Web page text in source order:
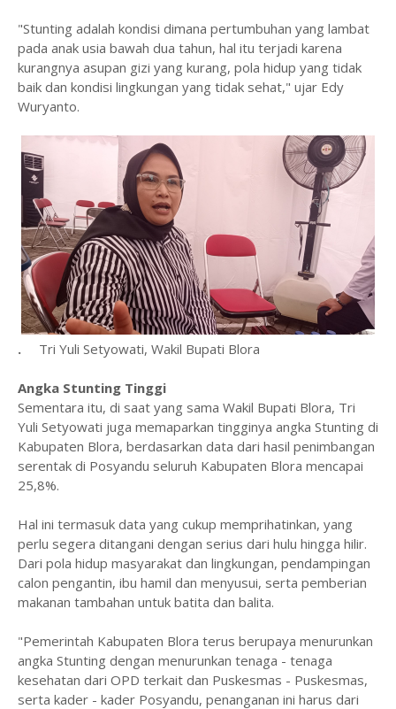
"Stunting adalah kondisi dimana pertumbuhan yang lambat
pada anak usia bawah dua tahun, hal itu terjadi karena
kurangnya asupan gizi yang kurang, pola hidup yang tidak
baik dan kondisi lingkungan yang tidak sehat," ujar Edy
Wuryanto.
. Tri Yuli Setyowati, Wakil Bupati Blora
Angka Stunting Tinggi
Sementara itu, di saat yang sama Wakil Bupati Blora, Tri
Yuli Setyowati juga memaparkan tingginya angka Stunting di
Kabupaten Blora, berdasarkan data dari hasil penimbangan
serentak di Posyandu seluruh Kabupaten Blora mencapai
25,8%.
Hal ini termasuk data yang cukup memprihatinkan, yang
perlu segera ditangani dengan serius dari hulu hingga hilir.
Dari pola hidup masyarakat dan lingkungan, pendampingan
calon pengantin, ibu hamil dan menyusui, serta pemberian
makanan tambahan untuk batita dan balita.
"Pemerintah Kabupaten Blora terus berupaya menurunkan
angka Stunting dengan menurunkan tenaga - tenaga
kesehatan dari OPD terkait dan Puskesmas - Puskesmas,
serta kader - kader Posyandu, penanganan ini harus dari